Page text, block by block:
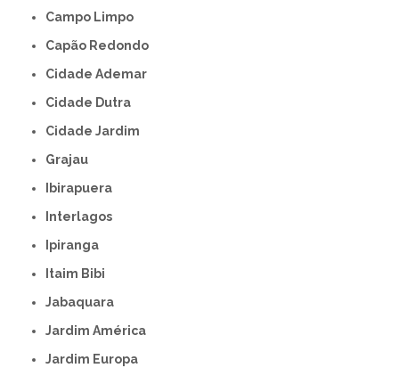
Campo Limpo
Capão Redondo
Cidade Ademar
Cidade Dutra
Cidade Jardim
Grajau
Ibirapuera
Interlagos
Ipiranga
Itaim Bibi
Jabaquara
Jardim América
Jardim Europa